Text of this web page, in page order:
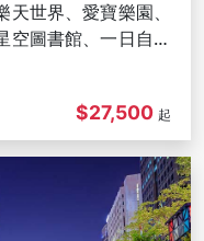
世界、愛寶樂園、
空圖書館、一日自由
$27,500 起